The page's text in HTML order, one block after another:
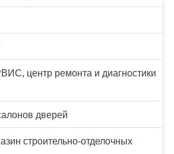
центр ремонта и диагностики
дверей
строительно-отделочных